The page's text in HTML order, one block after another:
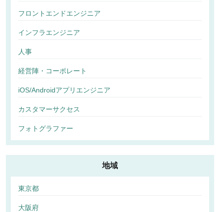
フロントエンドエンジニア
インフラエンジニア
人事
経営陣・コーポレート
iOS/Androidアプリエンジニア
カスタマーサクセス
フォトグラファー
地域
東京都
大阪府